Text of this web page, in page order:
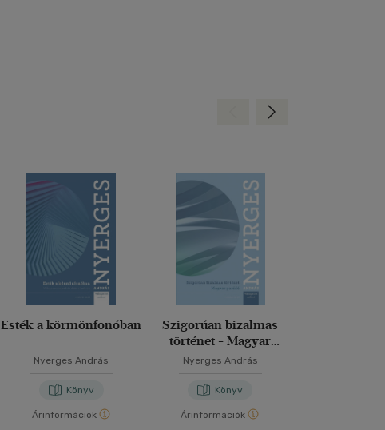
Esték a körmönfonóban
Nyerges András
Könyv
Árinformációk
Szigorúan bizalmas
történet - Magyar
parádé
Nyerges András
Könyv
Árinformációk
Előre